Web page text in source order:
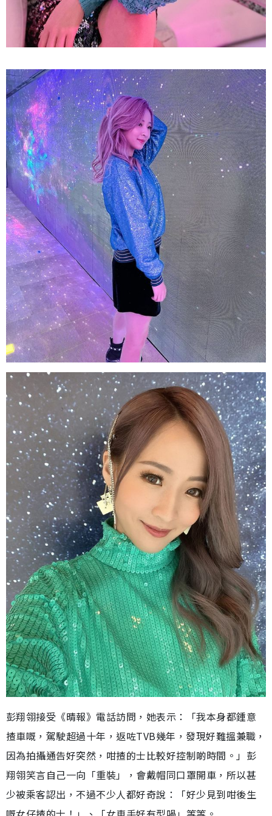
彭翔翎接受《晴報》電話訪問，她表示：「我本身都鍾意
揸車嘅，駕駛超過十年，返咗TVB幾年，發現好難搵兼職，
因為拍攝通告好突然，咁揸的士比較好控制啲時間。」彭
翔翎笑言自己一向「重裝」，會戴帽同口罩開車，所以甚
少被乘客認出，不過不少人都好奇說：「好少見到咁後生